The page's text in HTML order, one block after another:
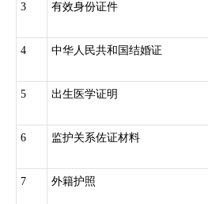
3 有效身份证件
4 中华人民共和国结婚证
5 出生医学证明
6 监护关系佐证材料
7 外籍护照